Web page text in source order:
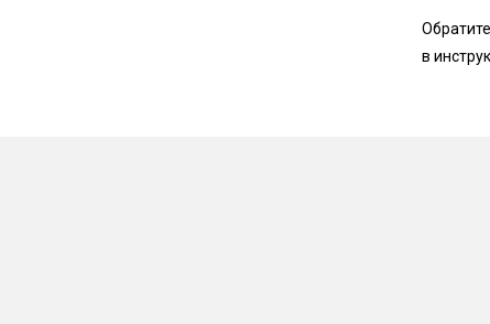
в